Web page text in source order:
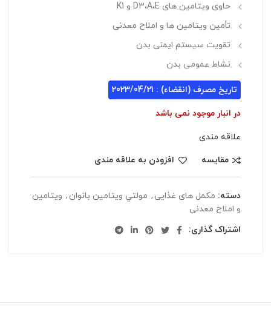
حاوی ویتامین های D3،A،E و K1
تأمین ویتامین ها و املاح معدنی
تقویت سیستم ایمنی بدن
نشاط عمومی بدن
تاریخ مصرف (انقضاء) : 2023/04/21
در انبار موجود نمی باشد
علاقه مندی
مقایسه
افزودن به علاقه مندی
دسته: مکمل های غذایی , مولتي ويتامين بانوان , ویتامین
و املاح معدنی
اشتراک گذاری: